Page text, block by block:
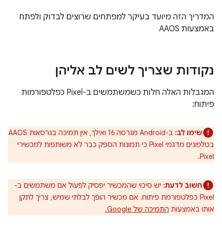
המדריך הזה מיועד בעיקר למפתחים שרוצים לבדוק ולפתח
באמצעות AAOS
נקודות שצריך לשים לב אליהן
המגבלות האלה חלות כשמשתמשים ב-Pixel כפלטפורמות
פיתוח:
שימו לב:
ב-Android מגרסה 16 ואילך, אין תמיכה בגרסאות AAOS
בטלפונים מדגמי Pixel כי תמונות הספק כבר לא משותפות למכשירי
Pixel.
חשוב לדעת: יש סיכוי שהמכשיר יפסיק לפעול אם משתמשים ב-
Pixel כפלטפורמת פיתוח. אם מכשיר הופך לבלתי שמיש, צריך לתקן
אותו באמצעות התמיכה של Google.